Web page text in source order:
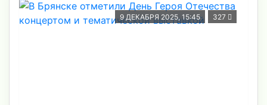
9 ДЕКАБРЯ 2025, 15:45 327